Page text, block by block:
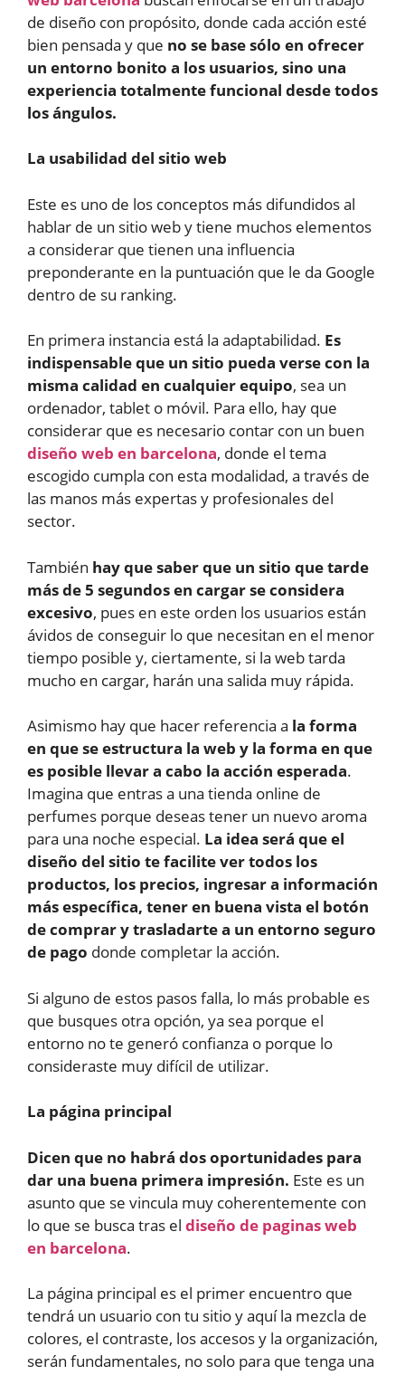
de diseño con propósito, donde cada acción esté
bien pensada y que no se base sólo en ofrecer
un entorno bonito a los usuarios, sino una
experiencia totalmente funcional desde todos
los ángulos.
La usabilidad del sitio web
Este es uno de los conceptos más difundidos al
hablar de un sitio web y tiene muchos elementos
a considerar que tienen una influencia
preponderante en la puntuación que le da Google
dentro de su ranking.
En primera instancia está la adaptabilidad. Es
indispensable que un sitio pueda verse con la
misma calidad en cualquier equipo, sea un
ordenador, tablet o móvil. Para ello, hay que
considerar que es necesario contar con un buen
diseño web en barcelona, donde el tema
escogido cumpla con esta modalidad, a través de
las manos más expertas y profesionales del
sector.
También hay que saber que un sitio que tarde
más de 5 segundos en cargar se considera
excesivo, pues en este orden los usuarios están
ávidos de conseguir lo que necesitan en el menor
tiempo posible y, ciertamente, si la web tarda
mucho en cargar, harán una salida muy rápida.
Asimismo hay que hacer referencia a la forma
en que se estructura la web y la forma en que
es posible llevar a cabo la acción esperada.
Imagina que entras a una tienda online de
perfumes porque deseas tener un nuevo aroma
para una noche especial. La idea será que el
diseño del sitio te facilite ver todos los
productos, los precios, ingresar a información
más específica, tener en buena vista el botón
de comprar y trasladarte a un entorno seguro
de pago donde completar la acción.
Si alguno de estos pasos falla, lo más probable es
que busques otra opción, ya sea porque el
entorno no te generó confianza o porque lo
consideraste muy difícil de utilizar.
La página principal
Dicen que no habrá dos oportunidades para
dar una buena primera impresión. Este es un
asunto que se vincula muy coherentemente con
lo que se busca tras el diseño de paginas web
en barcelona.
La página principal es el primer encuentro que
tendrá un usuario con tu sitio y aquí la mezcla de
colores, el contraste, los accesos y la organización,
serán fundamentales, no solo para que tenga una